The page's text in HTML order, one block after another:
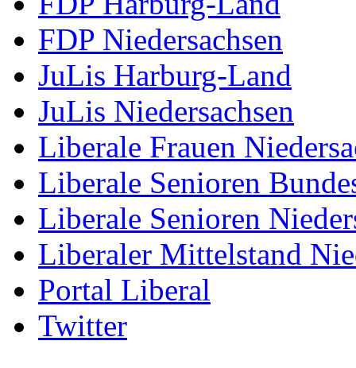
FDP Niedersachsen
JuLis Harburg-Land
JuLis Niedersachsen
Liberale Frauen
Liberale Senioren
Liberale Senioren
Liberaler Mittelstand
Portal Liberal
Twitter